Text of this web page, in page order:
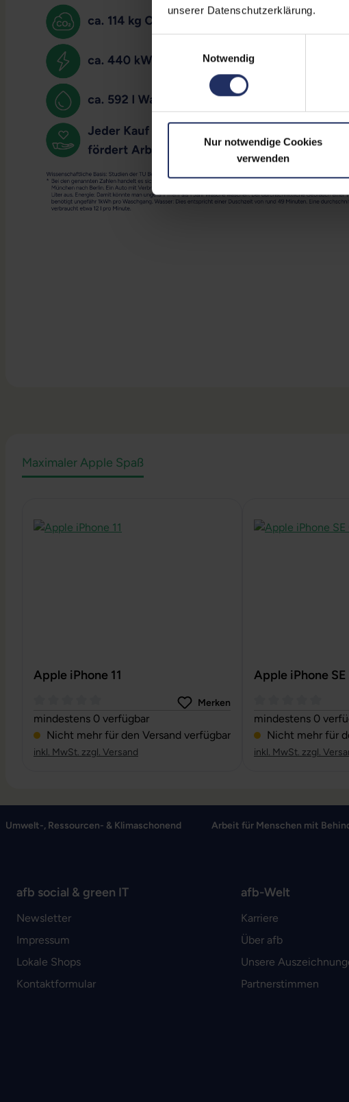
unserer Datenschutzerklärung.
Notwendig
Nur notwendige Cookies
verwenden
Maximaler Apple Spaß
Apple iPhone 11
Durchschnittliche Bewertung von 0 von 5 Sternen
Merken
mindestens 0 verfügbar
Nicht mehr für den Versand verfügbar
inkl. MwSt. zzgl. Versand
Apple iPhone
Durchschnittliche
mindestens 0
Nicht mehr für
inkl. MwSt. zzgl.
Umwelt-, Ressourcen- & Klimaschonend Arbeit für Menschen mit
afb social & green IT
Newsletter
Impressum
Lokale Shops
Kontaktformular
afb-Welt
Karriere
Über afb
Unsere
Partnerstimmen